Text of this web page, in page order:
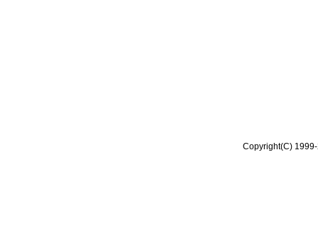
Copyright(C)